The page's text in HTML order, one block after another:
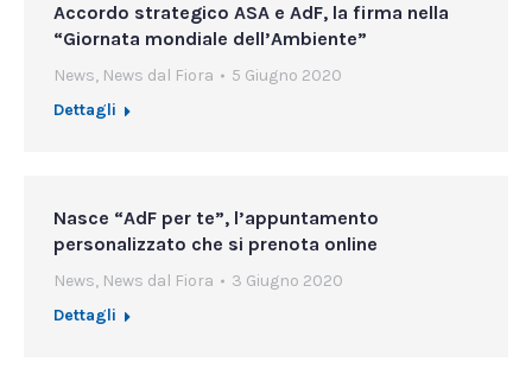
Accordo strategico ASA e AdF, la firma nella
“Giornata mondiale dell’Ambiente”
News, News dal Fiora
5 Giugno 2020
Dettagli
Nasce “AdF per te”, l’appuntamento
personalizzato che si prenota online
News, News dal Fiora
3 Giugno 2020
Dettagli